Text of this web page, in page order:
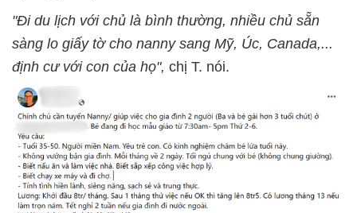
"Đi du lịch với chủ là bình thường, nhiều chủ sẵn
sàng lo giấy tờ cho nanny sang Mỹ, Úc, Canada,...
định cư với con của họ", chị T. nói.